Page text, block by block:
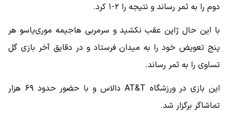
دوم را به ثمر رساند و نتیجه را ۲-۱ کرد.
با این حال ژاپن عقب نکشید و سرمربی هاجیمه موری‌یاسو هر
پنج تعویض خود را به میدان فرستاد و در دقایق آخر بازی گل
تساوی را به ثمر رساند.
این بازی در ورزشگاه AT&T دالاس و با حضور حدود ۶۹ هزار
تماشاگر برگزار شد.